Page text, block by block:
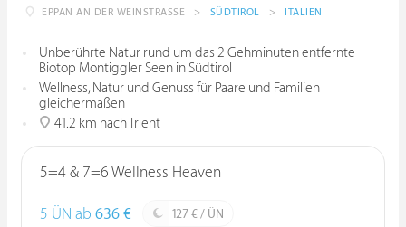
EPPAN AN DER WEINSTRASSE > SÜDTIROL > ITALIEN
Unberührte Natur rund um das 2 Gehminuten entfernte
Biotop Montiggler Seen in Südtirol
Wellness, Natur und Genuss für Paare und Familien
gleichermaßen
41.2 km nach Trient
5=4 & 7=6 Wellness Heaven
5 ÜN ab 636 € 127 € / ÜN